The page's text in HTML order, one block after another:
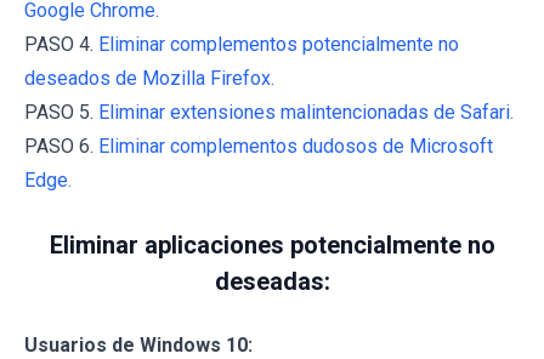
Google Chrome.
PASO 4. Eliminar complementos potencialmente no
deseados de Mozilla Firefox.
PASO 5. Eliminar extensiones malintencionadas de Safari.
PASO 6. Eliminar complementos dudosos de Microsoft
Edge.
Eliminar aplicaciones potencialmente no
deseadas:
Usuarios de Windows 10: